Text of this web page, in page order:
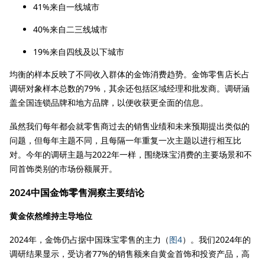
41%来自一线城市
40%来自二三线城市
19%来自四线及以下城市
均衡的样本反映了不同收入群体的金饰消费趋势。金饰零售店长占
调研对象样本总数的79%，其余还包括区域经理和批发商。调研涵
盖全国连锁品牌和地方品牌，以便收获更全面的信息。
虽然我们每年都会就零售商过去的销售业绩和未来预期提出类似的
问题，但每年主题不同，且每隔一年重复一次主题以进行相互比
对。今年的调研主题与2022年一样，围绕珠宝消费的主要场景和不
同首饰类别的市场份额展开。
2024中国金饰零售洞察主要结论
黄金依然维持主导地位
2024年，金饰仍占据中国珠宝零售的主力（图4）。我们2024年的
调研结果显示，受访者77%的销售额来自黄金首饰和投资产品，高